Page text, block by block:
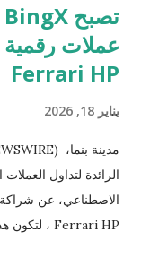
Ferrari HP
يناير 18, 2026